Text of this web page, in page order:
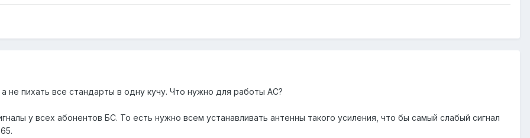
не пихать все стандарты в одну кучу. Что нужно для работы AC?
у всех абонентов БС. То есть нужно всем устанавливать антенны такого усиления, что бы самый слабый сигнал